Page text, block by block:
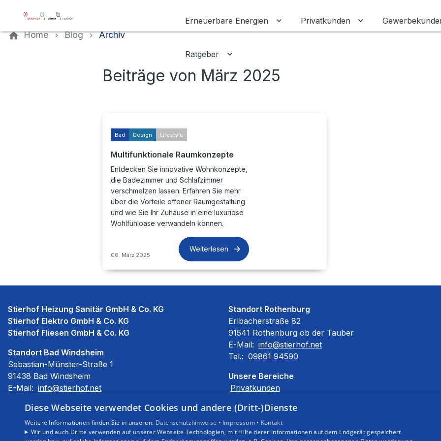
Erneuerbare Energien
Untermenü für Erneuerbare Energien
Privatkunden Untermenü für
Ratgeber Untermenü für Ratgeber umschalten
Home Blog Archiv
Beiträge von März 2025
Bad Design Lifestyle
Multifunktionale Raumkonzepte
Entdecken Sie innovative Wohnkonzepte,
die Badezimmer und Schlafzimmer
verschmelzen lassen. Erfahren Sie mehr
über die Vorteile offener Raumgestaltung
und wie Sie Ihr Zuhause in eine luxuriöse
Wohlfühloase verwandeln können.
06. März 2025
Weiterlesen
Stierhof Heizung Sanitär GmbH & Co. KG
Stierhof Elektro GmbH & Co. KG
Stierhof Fliesen GmbH & Co. KG
Standort Bad Windsheim
Sebastian-Münster-Straße 1
91438 Bad Windsheim
E-Mail: info@stierhof.net
Impressum
Barrierefreiheitserklärung
Standort Rothenburg
Erlbacherstraße 82
91541 Rothenburg ob der Tauber
E-Mail: info@stierhof.net
Tel.: 09861 94590
Unsere Bereiche
Privatkunden
Karriere
Unternehmen
Kontakt
Diese Webseite verwendet Cookies und andere (Dritt-)Dienste
Weitere Informationen finden Sie in unseren: Datenschutzhinweise • Impressum • Kontakt
Wir und auch Dritte verwenden auf unserer Webseite Technologien, mit Hilfe derer Informationen auf dem Endgerät gespeichert